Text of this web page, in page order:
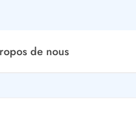
de nous